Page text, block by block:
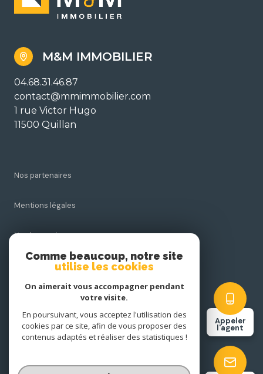
Appeler
l'agent
M&M IMMOBILIER
04.68.31.46.87
contact@mmimmobilier.com
1 rue Victor Hugo
11500 Quillan
Nos partenaires
Mentions légales
Nos honoraires
Cookies
© 2026 | Tous droits réservés
Comme beaucoup, notre site
utilise les cookies
On aimerait vous accompagner pendant
votre visite.
En poursuivant, vous acceptez l'utilisation des
cookies par ce site, afin de vous proposer des
contenus adaptés et réaliser des statistiques !